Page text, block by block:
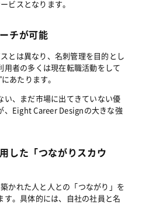
ビスとなります。
チが可能
とは異なり、名刺管理を目的とし
用者の多くは現在転職活動をして
あたります。
、まだ市場に出てきていない優
、Eight Career Designの大きな強
した「つながりスカウ
かれた人と人との「つながり」を
。具体的には、自社の社員と名